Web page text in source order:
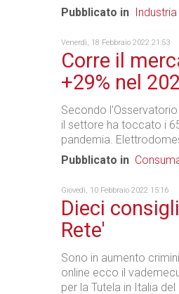
Pubblicato in
Industria
Venerdì, 18 Febbraio 2022 21:53
Corre il
+29% nel
Secondo
il settore ha toccato i
pandemia.
Pubblicato in
Giovedì, 10 Febbraio 2022 15:16
Dieci
Rete'
Sono in aumento
online ecco il
per la Tutela in Italia